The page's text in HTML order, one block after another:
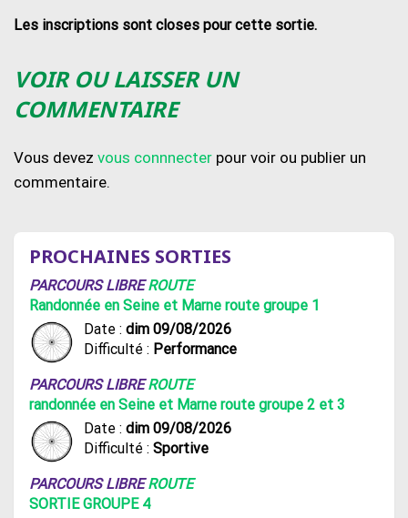
Les inscriptions sont closes pour cette sortie.
VOIR OU LAISSER UN
COMMENTAIRE
Vous devez vous connnecter pour voir ou publier un
commentaire.
PROCHAINES SORTIES
PARCOURS LIBREROUTE
Randonnée en Seine et Marne route groupe 1
Date : dim 09/08/2026
Difficulté : Performance
PARCOURS LIBREROUTE
randonnée en Seine et Marne route groupe 2 et 3
Date : dim 09/08/2026
Difficulté : Sportive
PARCOURS LIBREROUTE
SORTIE GROUPE 4